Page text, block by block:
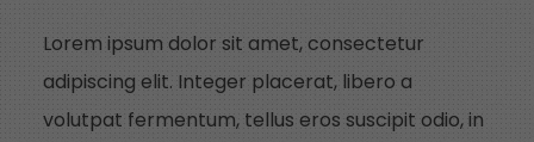
Lorem ipsum dolor sit amet, consectetur
adipiscing elit. Integer placerat, libero a
volutpat fermentum, tellus eros suscipit odio, in